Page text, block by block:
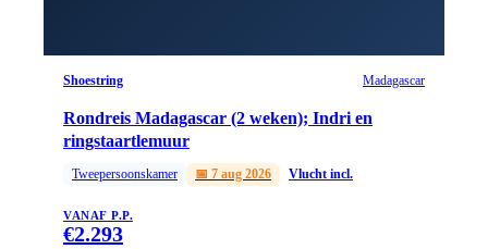
Shoestring Madagascar
Rondreis Madagascar (2 weken); Indri en
ringstaartlemuur
Tweepersoonskamer 📅 7 aug 2026 Vlucht incl.
VANAF P.P.
€2.293